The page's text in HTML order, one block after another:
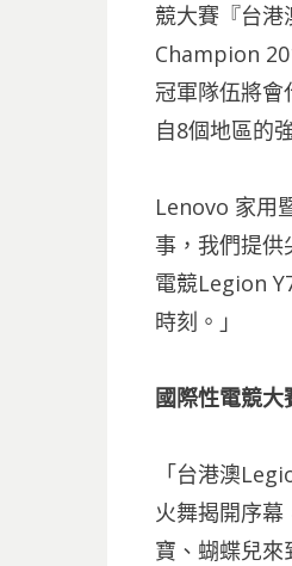
競大賽『台
Champion
冠軍隊伍將
自8個地區的
Lenovo 家用
事，我們提供
電競Legion
時刻。」
國際性電競
「台港澳
火舞揭開序
寶、蝴蝶兒